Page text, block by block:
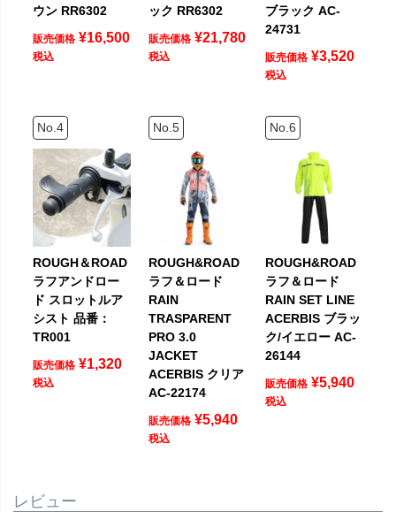
ウン RR6302
販売価格 ¥16,500
税込
ック RR6302
販売価格 ¥21,780
税込
ブラック AC-
24731
販売価格 ¥3,520
税込
ROUGH＆ROAD
ラフアンドロー
ド スロットルア
シスト 品番：
TR001
販売価格 ¥1,320
税込
ROUGH&ROAD
ラフ＆ロード
RAIN
TRASPARENT
PRO 3.0
JACKET
ACERBIS クリア
AC-22174
販売価格 ¥5,940
税込
ROUGH&ROAD
ラフ＆ロード
RAIN SET LINE
ACERBIS ブラッ
ク/イエロー AC-
26144
販売価格 ¥5,940
税込
レビュー